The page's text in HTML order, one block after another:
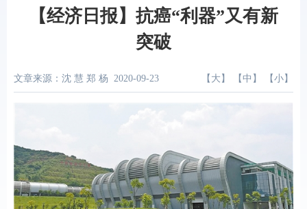
【经济日报】抗癌“利器”又有新
突破
文章来源：沈 慧 郑 杨 2020-09-23 【 大 】 【 中 】 【 小 】